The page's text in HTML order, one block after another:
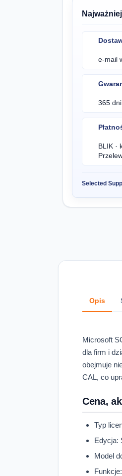
e-mail
365
BLIK ·
Selected
Opis
Microsoft
dla firm i
obejmuje
CAL, co
Cena,
Typ
Edycja:
Model